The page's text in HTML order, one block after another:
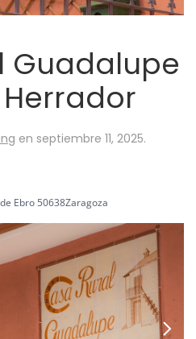
Guadalupe
en septiembre 11, 2025.
Ebro 50638Zaragoza